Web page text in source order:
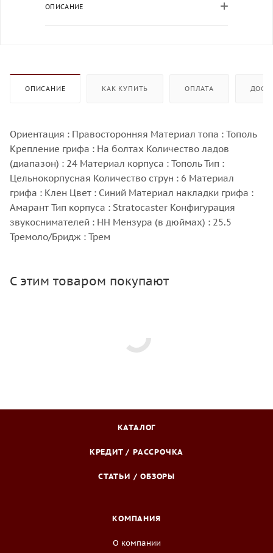
ОПИСАНИЕ
ОПИСАНИЕ КАК КУПИТЬ ОПЛАТА
Ориентация : Правосторонняя Материал топа : Тополь
Крепление грифа : На болтах Количество ладов
(диапазон) : 24 Материал корпуса : Тополь Тип :
Цельнокорпусная Количество струн : 6 Материал
грифа : Клен Цвет : Синий Материал накладки грифа :
Амарант Тип корпуса : Stratocaster Конфигурация
звукоснимателей : НН Мензура (в дюймах) : 25.5
Тремоло/Бридж : Трем
С этим товаром покупают
КАТАЛОГ
КРЕДИТ / РАССРОЧКА
СТАТЬИ / ОБЗОРЫ
КОМПАНИЯ
О компании